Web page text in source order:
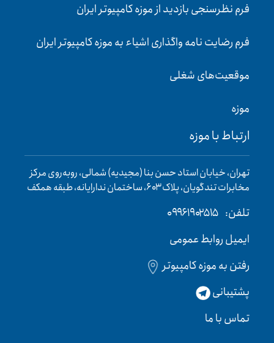
فرم نظرسنجی بازدید از موزه کامپیوتر ایران
فرم رضایت‌ نامه واگذاری اشیاء به موزه کامپیوتر ایران
موقعیت‌های شغلی
موزه
ارتباط با موزه
تهران، خیابان استاد حسن بنا (مجیدیه) شمالی، روبه‌روی مرکز
مخابرات تندگویان، پلاک ۶۰۳، ساختمان ندارایانه، طبقه همکف
تلفن:
۰۹۹۶۱۹۰۲۵۱۵
ایمیل روابط عمومی
رفتن به موزه کامپیوتر
پشتیبانی
تماس با ما